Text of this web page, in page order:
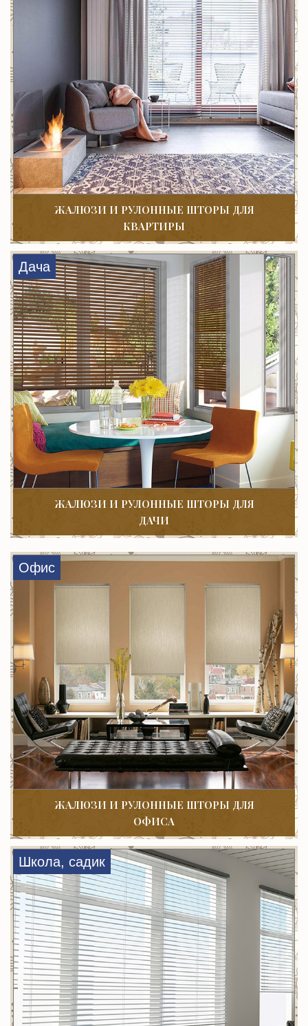
ЖАЛЮЗИ И РУЛОННЫЕ ШТОРЫ ДЛЯ
КВАРТИРЫ
Дача
ЖАЛЮЗИ И РУЛОННЫЕ ШТОРЫ ДЛЯ
ДАЧИ
Офис
ЖАЛЮЗИ И РУЛОННЫЕ ШТОРЫ ДЛЯ
ОФИСА
Школа, садик